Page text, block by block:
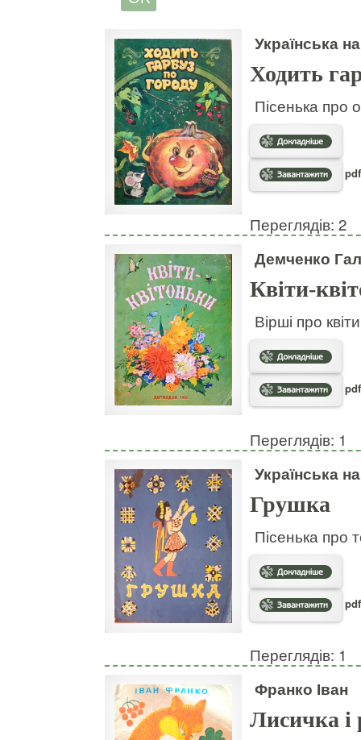
Українська
Ходить
Пісенька про
Переглядів: 2
Демченко
Квіти-
Вірші про
Переглядів: 1
Українська
Грушка
Пісенька про
Переглядів: 1
Франко Іван
Лисичка і